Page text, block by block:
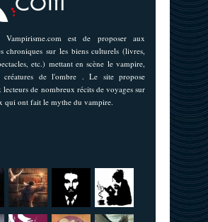
est de proposer aux
chroniques sur les biens culturels (livres,
etc.) mettant en scène le vampire,
de l'ombre . Le site propose
lecteurs de nombreux récits de voyages sur
qui ont fait le mythe du vampire.